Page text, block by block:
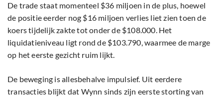
De trade staat momenteel $36 miljoen in de plus, hoewel
de positie eerder nog $16 miljoen verlies liet zien toen de
koers tijdelijk zakte tot onder de $108.000. Het
liquidatieniveau ligt rond de $103.790, waarmee de marge
op het eerste gezicht ruim lijkt.
De beweging is allesbehalve impulsief. Uit eerdere
transacties blijkt dat Wynn sinds zijn eerste storting van